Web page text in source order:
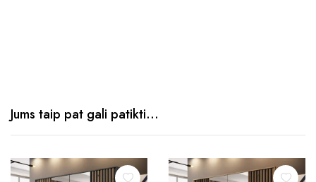
Jums taip pat gali patikti…